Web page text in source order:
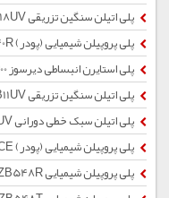
پلی اتیلن سنگین تزریقی 52B18UV
پلی پروپیلن شیمیایی (پودر) EPC40R
پلی استایرن انبساطی دیرسوز F300
پلی اتیلن سنگین تزریقی 52B11UV
پلی اتیلن سبک خطی دورانی 32604UV
پلی پروپیلن شیمیایی (پودر) EP2X83CE
پلی پروپیلن شیمیایی ZB548R